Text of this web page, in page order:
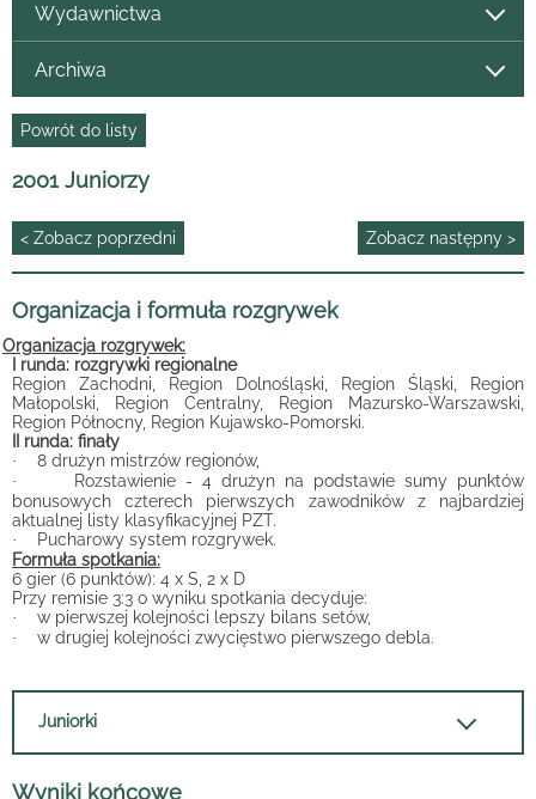
Wydawnictwa
Archiwa
Powrót do listy
2001 Juniorzy
< Zobacz poprzedni Zobacz następny >
Organizacja i formuła rozgrywek
Organizacja rozgrywek:
I runda: rozgrywki regionalne
Region Zachodni, Region Dolnośląski, Region Śląski, Region
Małopolski, Region Centralny, Region Mazursko-Warszawski,
Region Północny, Region Kujawsko-Pomorski.
II runda: finały
· 8 drużyn mistrzów regionów,
·
Rozstawienie - 4 drużyn na podstawie sumy punktów
bonusowych czterech pierwszych zawodników z najbardziej
aktualnej listy klasyfikacyjnej PZT.
·
Pucharowy system rozgrywek.
Formuła spotkania:
6 gier (6 punktów): 4 x S, 2 x D
Przy remisie 3:3 o wyniku spotkania decyduje:
· w pierwszej kolejności lepszy bilans setów,
· w drugiej kolejności zwycięstwo pierwszego debla.
Juniorki
Wyniki końcowe